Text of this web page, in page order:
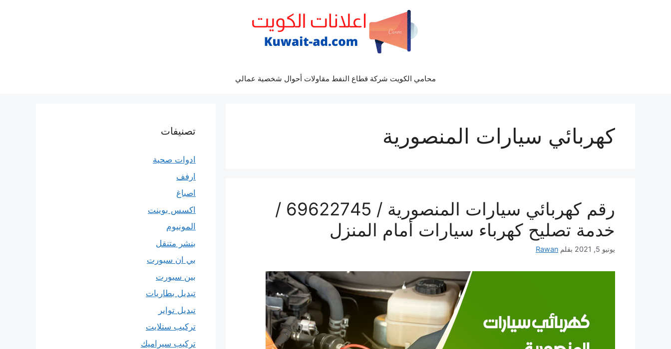
محامي الكويت شركة قطاع النفط مقاولات أحوال شخصية عمالي
كهربائي سيارات المنصورية
رقم كهربائي سيارات المنصورية / 69622745 /
خدمة تصليح كهرباء سيارات أمام المنزل
يونيو 5, 2021 بقلم Rawan
تصنيفات
ادوات صحية
ارفف
اصباغ
اكسس بوينت
المونيوم
بنشر متنقل
بي ان سبورت
بين سبورت
تبديل بطاريات
تبديل تواير
تركيب ستلايت
تركيب سيراميك